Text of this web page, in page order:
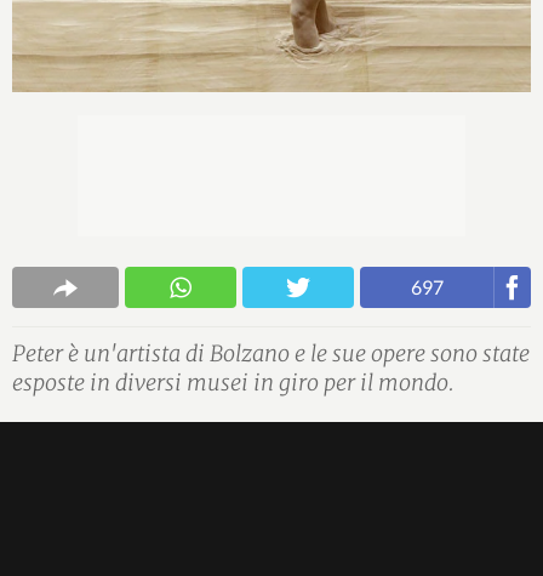
697
Peter è un'artista di Bolzano e le sue opere sono state
esposte in diversi musei in giro per il mondo.